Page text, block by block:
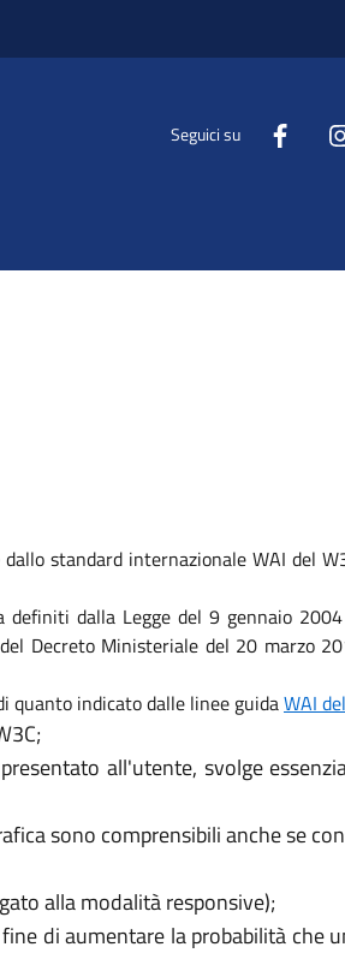
Seguici su
standard internazionale WAI del
dalla Legge del 9 gennaio
Decreto Ministeriale del 20 marzo
quanto indicato dalle linee guidaWAI
all'utente, svolge
sono comprensibili anche se
alla modalità responsive);
di aumentare la probabilità che